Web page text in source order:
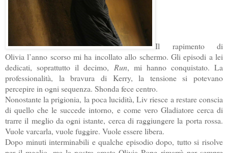
Il rapimento di
Olivia l’anno scorso mi ha incollato allo schermo. Gli episodi a lei
dedicati, soprattutto il decimo, Run, mi hanno conquistato. La
professionalità, la bravura di Kerry, la tensione si potevano
percepire in ogni sequenza. Shonda fece centro.
Nonostante la prigionia, la poca lucidità, Liv riesce a restare conscia
di quello che le succede intorno, e come vero Gladiatore cerca di
trarre il meglio da ogni istante, cerca di raggiungere la porta rossa.
Vuole varcarla, vuole fuggire. Vuole essere libera.
Dopo minuti interminabili e qualche episodio dopo, tutto si risolve